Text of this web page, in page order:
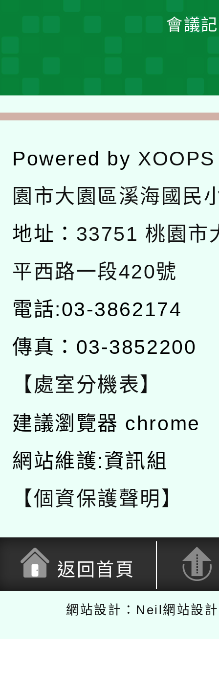
會議
Powered by XOOPS
園市大園區溪海國民
地址： 33751 桃園市
平西路一段420號
電話:03-3862174
傳真：03-3852200
【處室分機表】
建議瀏覽器 chrome
網站維護:資訊組
【個資保護聲明】
返回首頁
網站設計：Neil網站設